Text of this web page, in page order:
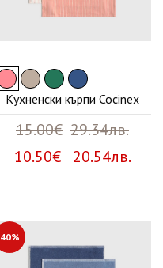
Кухненски кърпи Cocinex
15.00€ 29.34лв.
10.50€ 20.54лв.
40%